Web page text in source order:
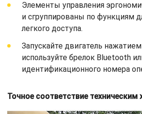
Элементы управления
и сгруппированы по функциям
легкого доступа.
Запускайте двигатель
используйте брелок Bluetooth
идентификационного номера
Точное соответствие техническим